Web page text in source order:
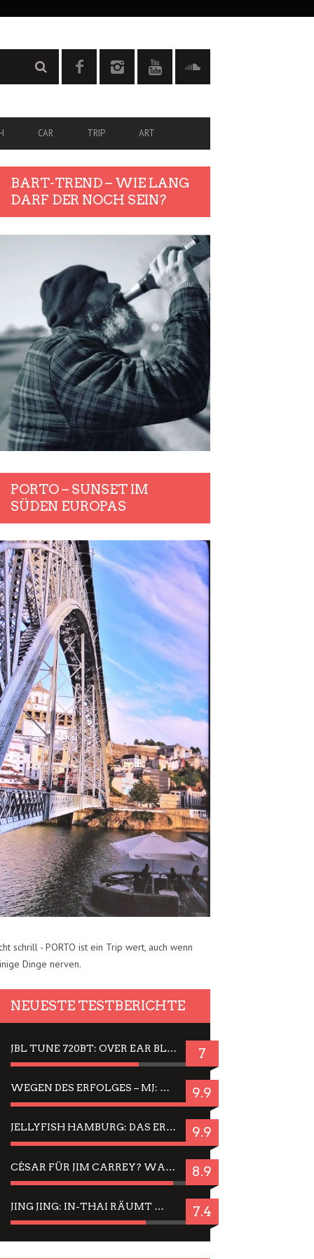
CAR TRIP ART
BART-TREND – WIE LANG
DARF DER NOCH SEIN?
PORTO – SUNSET IM
SÜDEN EUROPAS
schrill - PORTO ist ein Trip wert, auch wenn
Dinge nerven.
NEUESTE TESTBERICHTE
JBL TUNE 720BT: OVER EAR BLUETOOTH KOPFHÖRER UM DIE 50,-€ IM DAUER-TEST 7
WEGEN DES ERFOLGES – MJ: MICHAEL JACKSON MUSICAL IN EINER MATINEE SEHEN 9.9
JELLYFISH HAMBURG: DAS ERFOLGREICHE SOMMER-MENÜ 2025 IN GEFÜHLEN UND BILDERN 9.9
CÉSAR FÜR JIM CARREY? WARUM DAS EINER DER NERVIGSTEN ACTORS IST UND BLEIBT 8.9
JING JING: IN-THAI RÄUMT WIEDER TITEL AB – EIN ZWEI-STUNDEN-ERLEBNISBERICHT 7.4